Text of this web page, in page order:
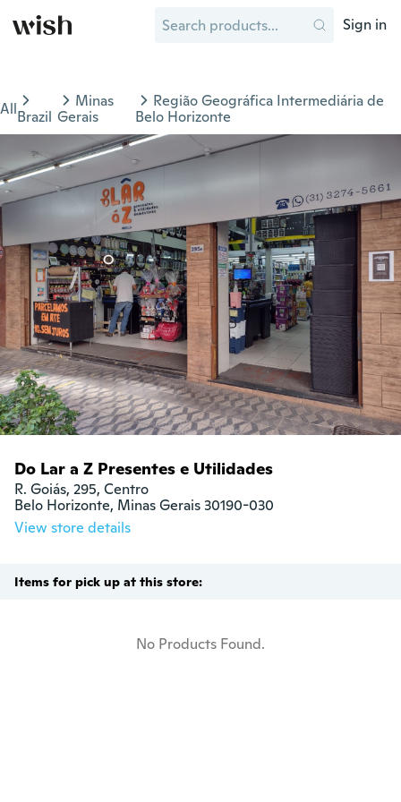
Sign in
AllBrazil
Minas
Gerais
Região Geográfica Intermediária de
Belo Horizonte
Do Lar a Z Presentes e Utilidades
R. Goiás, 295, Centro
Belo Horizonte, Minas Gerais 30190-030
View store details
Items for pick up at this store:
No Products Found.